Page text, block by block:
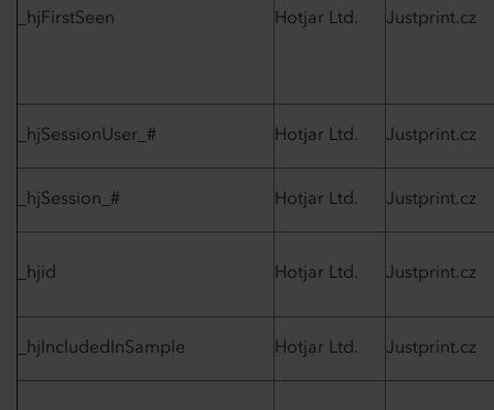
_hjFirstSeen Hotjar Ltd. Justprint.cz
_hjSessionUser_# Hotjar Ltd. Justprint.cz
_hjSession_# Hotjar Ltd. Justprint.cz
_hjid Hotjar Ltd. Justprint.cz
_hjIncludedInSample Hotjar Ltd. Justprint.cz